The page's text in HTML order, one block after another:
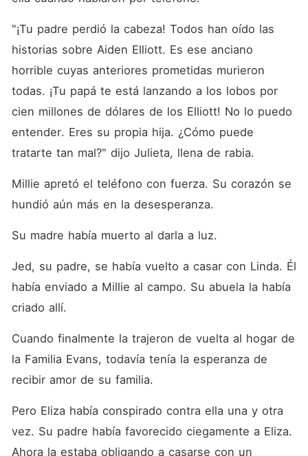
"¡Tu padre perdió la cabeza! Todos han oído las
historias sobre Aiden Elliott. Es ese anciano
horrible cuyas anteriores prometidas murieron
todas. ¡Tu papá te está lanzando a los lobos por
cien millones de dólares de los Elliott! No lo puedo
entender. Eres su propia hija. ¿Cómo puede
tratarte tan mal?" dijo Julieta, llena de rabia.
Millie apretó el teléfono con fuerza. Su corazón se
hundió aún más en la desesperanza.
Su madre había muerto al darla a luz.
Jed, su padre, se había vuelto a casar con Linda. Él
había enviado a Millie al campo. Su abuela la había
criado allí.
Cuando finalmente la trajeron de vuelta al hogar de
la Familia Evans, todavía tenía la esperanza de
recibir amor de su familia.
Pero Eliza había conspirado contra ella una y otra
vez. Su padre había favorecido ciegamente a Eliza.
Ahora la estaba obligando a casarse con un